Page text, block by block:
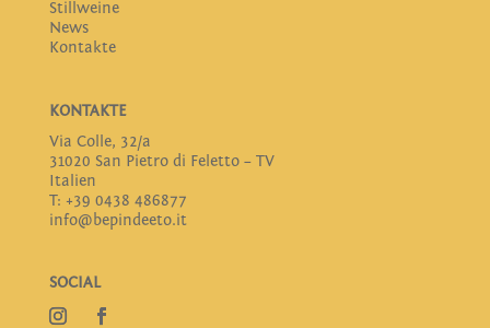
Stillweine
News
Kontakte
KONTAKTE
Via Colle, 32/a
31020 San Pietro di Feletto – TV
Italien
T: +39 0438 486877
info@bepindeeto.it
SOCIAL